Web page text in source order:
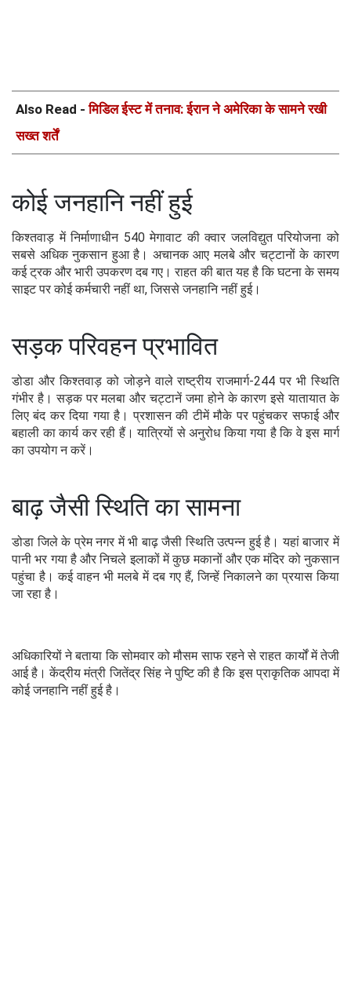
Also Read -मिडिल ईस्ट में तनाव: ईरान ने अमेरिका के सामने रखी
सख्त शर्तें
कोई जनहानि नहीं हुई
किश्तवाड़ में निर्माणाधीन 540 मेगावाट की क्वार जलविद्युत परियोजना को
सबसे अधिक नुकसान हुआ है। अचानक आए मलबे और चट्टानों के कारण
कई ट्रक और भारी उपकरण दब गए। राहत की बात यह है कि घटना के समय
साइट पर कोई कर्मचारी नहीं था, जिससे जनहानि नहीं हुई।
सड़क परिवहन प्रभावित
डोडा और किश्तवाड़ को जोड़ने वाले राष्ट्रीय राजमार्ग-244 पर भी स्थिति
गंभीर है। सड़क पर मलबा और चट्टानें जमा होने के कारण इसे यातायात के
लिए बंद कर दिया गया है। प्रशासन की टीमें मौके पर पहुंचकर सफाई और
बहाली का कार्य कर रही हैं। यात्रियों से अनुरोध किया गया है कि वे इस मार्ग
का उपयोग न करें।
बाढ़ जैसी स्थिति का सामना
डोडा जिले के प्रेम नगर में भी बाढ़ जैसी स्थिति उत्पन्न हुई है। यहां बाजार में
पानी भर गया है और निचले इलाकों में कुछ मकानों और एक मंदिर को नुकसान
पहुंचा है। कई वाहन भी मलबे में दब गए हैं, जिन्हें निकालने का प्रयास किया
जा रहा है।
अधिकारियों ने बताया कि सोमवार को मौसम साफ रहने से राहत कार्यों में तेजी
आई है। केंद्रीय मंत्री जितेंद्र सिंह ने पुष्टि की है कि इस प्राकृतिक आपदा में
कोई जनहानि नहीं हुई है।